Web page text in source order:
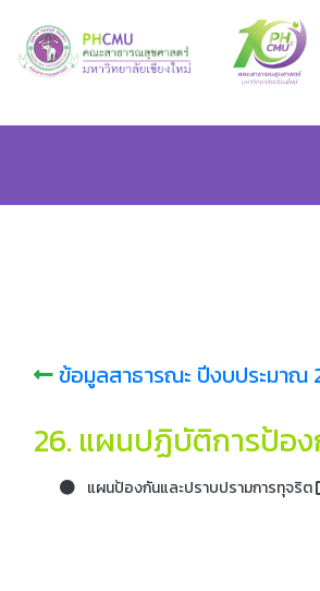
ข้อมูลสาธารณะ ปีงบประมาณ
26. แผนปฏิบัติการป้อ
แผนป้องกันและปราบปรามการทุจริต